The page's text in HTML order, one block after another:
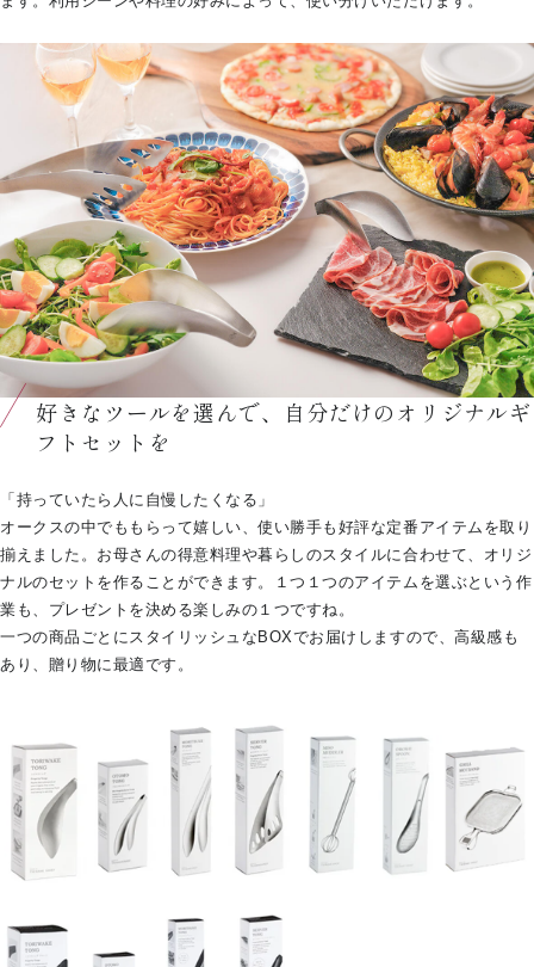
好きなツールを選んで、自分だけのオリジナルギ
フトセットを
「持っていたら人に自慢したくなる」
オークスの中でももらって嬉しい、使い勝手も好評な定番アイテムを取り
揃えました。お母さんの得意料理や暮らしのスタイルに合わせて、オリジ
ナルのセットを作ることができます。１つ１つのアイテムを選ぶという作
業も、プレゼントを決める楽しみの１つですね。
一つの商品ごとにスタイリッシュなBOXでお届けしますので、高級感も
あり、贈り物に最適です。